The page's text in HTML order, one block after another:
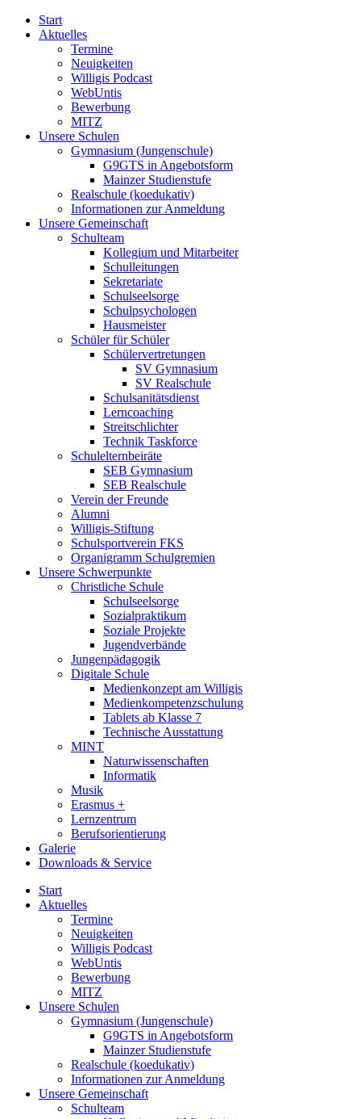
Start
Aktuelles
Termine
Neuigkeiten
Willigis Podcast
WebUntis
Bewerbung
MITZ
Unsere Schulen
Gymnasium (Jungenschule)
G9GTS in Angebotsform
Mainzer Studienstufe
Realschule (koedukativ)
Informationen zur Anmeldung
Unsere Gemeinschaft
Schulteam
Kollegium und Mitarbeiter
Schulleitungen
Sekretariate
Schulseelsorge
Schulpsychologen
Hausmeister
Schüler für Schüler
Schülervertretungen
SV Gymnasium
SV Realschule
Schulsanitätsdienst
Lerncoaching
Streitschlichter
Technik Taskforce
Schulelternbeiräte
SEB Gymnasium
SEB Realschule
Verein der Freunde
Alumni
Willigis-Stiftung
Schulsportverein FKS
Organigramm Schulgremien
Unsere Schwerpunkte
Christliche Schule
Schulseelsorge
Sozialpraktikum
Soziale Projekte
Jugendverbände
Jungenpädagogik
Digitale Schule
Medienkonzept am Willigis
Medienkompetenzschulung
Tablets ab Klasse 7
Technische Ausstattung
MINT
Naturwissenschaften
Informatik
Musik
Erasmus +
Lernzentrum
Berufsorientierung
Galerie
Downloads & Service
Start
Aktuelles
Termine
Neuigkeiten
Willigis Podcast
WebUntis
Bewerbung
MITZ
Unsere Schulen
Gymnasium (Jungenschule)
G9GTS in Angebotsform
Mainzer Studienstufe
Realschule (koedukativ)
Informationen zur Anmeldung
Unsere Gemeinschaft
Schulteam